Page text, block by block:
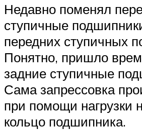
Недавно поменял
ступичные
передних ступичных
Понятно, пришло
задние ступичные
Сама запрессовка
при помощи нагрузки
кольцо подшипника.